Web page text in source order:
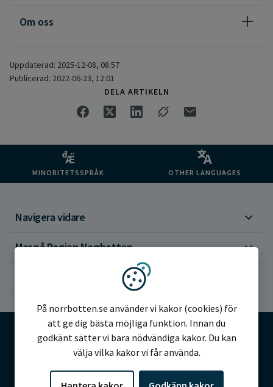
Kontakta oss via telefon eller via vår app, Praktikertjänst.
Om oss
Uppdaterad: 2025-12-08, 08:57
Publicerad: 2022-06-23, 12:01
DELA ARTIKELN
MINORITETSSPRÅK OTHER LANGUAGES
Navigera vidare
Mer på Region Norrbotten
©2026 Region Norrbotten
Vi använder kakor
På norrbotten.se använder vi kakor (cookies) för
att ge dig bästa möjliga funktion. Innan du
godkänt sätter vi bara nödvändiga kakor. Du kan
välja vilka kakor vi får använda.